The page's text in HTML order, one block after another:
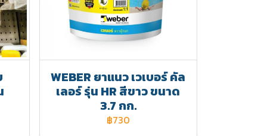
WEBER ยาแนว เวเบอร์ คัล
เลอร์ รุ่น HR สีขาว ขนาด
3.7 กก.
฿730